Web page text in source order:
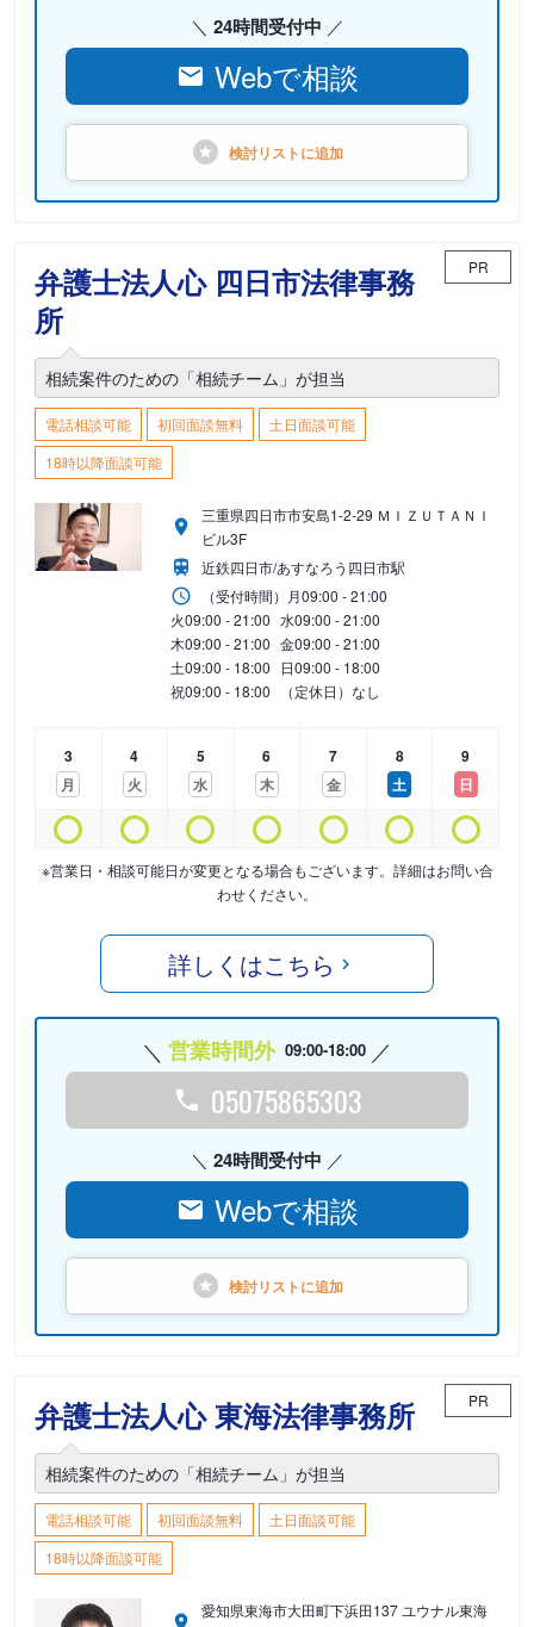
24時間受付中
Webで相談
検討リストに追加
弁護士法人心 四日市法律事務
所
PR
相続案件のための「相続チーム」が担当
電話相談可能 初回面談無料
土日面談可能
18時以降面談可能
三重県四日市市安島1-2-29 ＭＩＺＵＴＡＮＩ
ビル3F
近鉄四日市/あすなろう四日市駅
（受付時間） 月09:00 - 21:00
火09:00 - 21:00 水09:00 - 21:00
木09:00 - 21:00 金09:00 - 21:00
土09:00 - 18:00 日09:00 - 18:00
祝09:00 - 18:00 （定休日）なし
3
月
4
火
5
水
6
木
7
金
8
土
9
日
※営業日・相談可能日が変更となる場合もございます。詳細はお問い合
わせください。
詳しくはこちら
営業時間外 09:00-18:00
05075865303
24時間受付中
Webで相談
検討リストに追加
弁護士法人心 東海法律事務所 PR
相続案件のための「相続チーム」が担当
電話相談可能 初回面談無料
土日面談可能
18時以降面談可能
愛知県東海市大田町下浜田137 ユウナル東海